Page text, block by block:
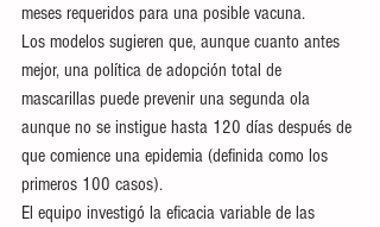
meses requeridos para una posible vacuna.
Los modelos sugieren que, aunque cuanto antes
mejor, una política de adopción total de
mascarillas puede prevenir una segunda ola
aunque no se instigue hasta 120 días después de
que comience una epidemia (definida como los
primeros 100 casos).
El equipo investigó la eficacia variable de las